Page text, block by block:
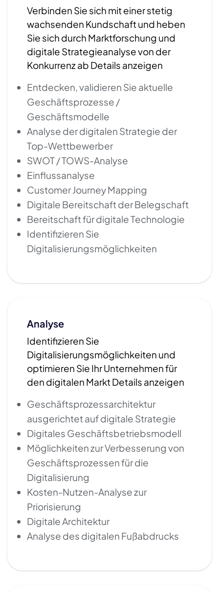
Verbinden Sie sich mit einer stetig
wachsenden Kundschaft und heben
Sie sich durch Marktforschung und
digitale Strategieanalyse von der
Konkurrenz ab Details anzeigen
Entdecken, validieren Sie aktuelle
Geschäftsprozesse /
Geschäftsmodelle
Analyse der digitalen Strategie der
Top-Wettbewerber
SWOT / TOWS-Analyse
Einflussanalyse
Customer Journey Mapping
Digitale Bereitschaft der Belegschaft
Bereitschaft für digitale Technologie
Identifizieren Sie
Digitalisierungsmöglichkeiten
Analyse
Identifizieren Sie
Digitalisierungsmöglichkeiten und
optimieren Sie Ihr Unternehmen für
den digitalen Markt Details anzeigen
Geschäftsprozessarchitektur
ausgerichtet auf digitale Strategie
Digitales Geschäftsbetriebsmodell
Möglichkeiten zur Verbesserung von
Geschäftsprozessen für die
Digitalisierung
Kosten-Nutzen-Analyse zur
Priorisierung
Digitale Architektur
Analyse des digitalen Fußabdrucks